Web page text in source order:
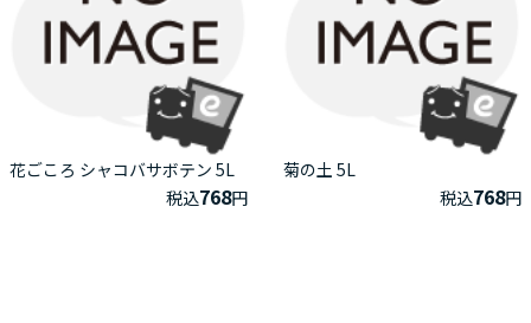
花ごころ シャコバサボテン 5L
税込768円
菊の土 5L
税込768円